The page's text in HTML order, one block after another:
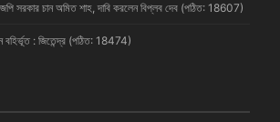
সরকার চান অমিত শাহ, দাবি করলেন বিপ্লব দেব (পঠিত: 18607)
বহির্ভূত : জিতেন্দ্র (পঠিত: 18474)